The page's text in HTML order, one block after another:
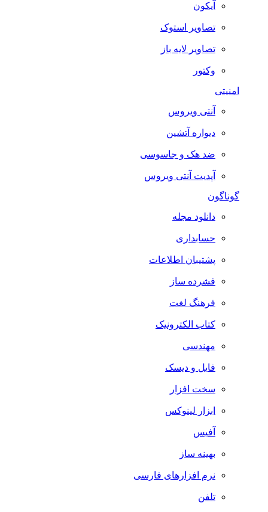
آیکون
تصاویر استوک
تصاویر لایه باز
وکتور
امنیتی
آنتی ویروس
دیواره آتشین
ضد هک و جاسوسی
آپدیت آنتی ویروس
گوناگون
دانلود مجله
حسابداری
پشتیبان اطلاعات
فشرده ساز
فرهنگ لغت
کتاب الکترونیک
مهندسی
فایل و دیسک
سخت افزار
ابزار لینوکس
آفیس
بهینه ساز
نرم افزارهای فارسی
تلفن